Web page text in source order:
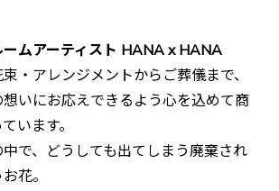
ムアーティスト HANA x HANA
・アレンジメントからご葬儀まで、
いにお応えできるよう心を込めて商
います。
で、どうしても出てしまう廃棄され
花。